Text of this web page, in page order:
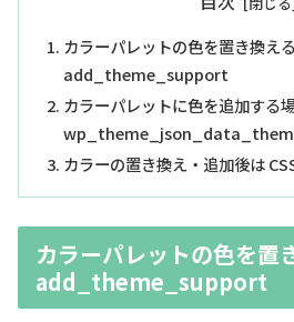
カラーパレットの色を置き換え
add_theme_support
カラーパレットに色を追加する
カラーの置き換え・追加後は
カラーパレットの色を置
add_theme_support